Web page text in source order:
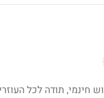
חינמי, תודה לכל